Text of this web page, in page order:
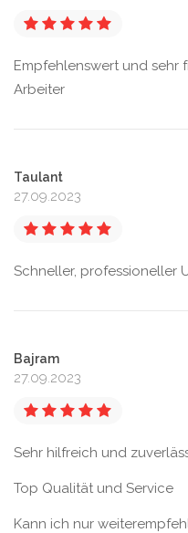
Empfehlenswert und sehr
Arbeiter
Taulant
27.09.2023
Schneller, professioneller
Bajram
27.09.2023
Sehr hilfreich und
Top Qualität und Service
Kann ich nur